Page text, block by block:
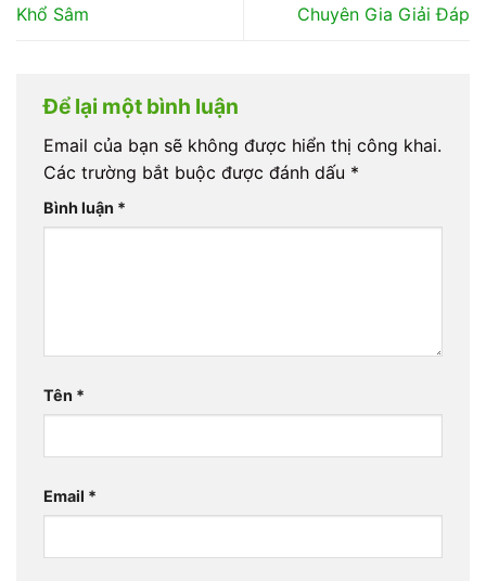
Khổ Sâm
Chuyên Gia Giải Đáp
Để lại một bình luận
Email của bạn sẽ không được hiển thị công khai.
Các trường bắt buộc được đánh dấu *
Bình luận *
Tên *
Email *